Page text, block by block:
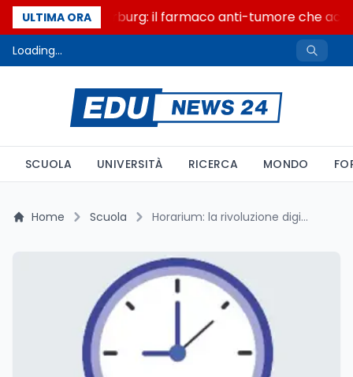
ULTIMA ORA
Un secolo di Warburg: il farmaco anti-tumore che
Loading...
SCUOLA UNIVERSITÀ RICERCA MONDO
Home Scuola Horarium: la rivoluzione digitale nella generazione automatica degli orari scolastici